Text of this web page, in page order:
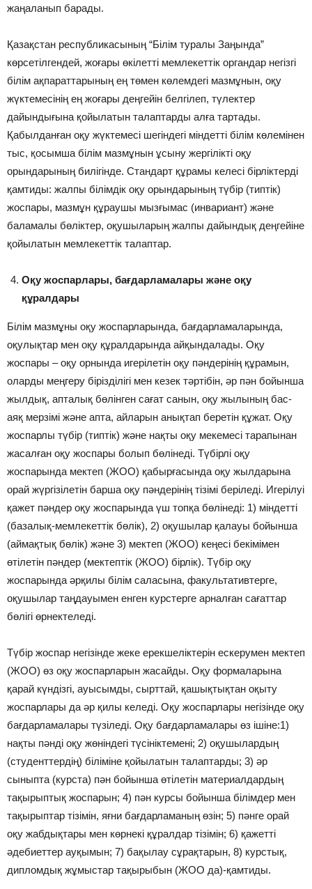
жаңаланып барады.
Қазақстан республикасының “Білім туралы Заңында”
көрсетілгендей, жоғары өкілетті мемлекеттік органдар негізгі
білім ақпараттарының ең төмен көлемдегі мазмұнын, оқу
жүктемесінің ең жоғары деңгейін белгілеп, түлектер
дайындығына қойылатын талаптарды алға тартады.
Қабылданған оқу жүктемесі шегіндегі міндетті білім көлемінен
тыс, қосымша білім мазмұнын ұсыну жергілікті оқу
орындарының билігінде. Стандарт құрамы келесі бірліктерді
қамтиды: жалпы білімдік оқу орындарының түбір (типтік)
жоспары, мазмұн құраушы мызғымас (инвариант) жəне
баламалы бөліктер, оқушыларың жалпы дайындық деңгейіне
қойылатын мемлекеттік талаптар.
Оқу жоспарлары, бағдарламалары жəне оқу
құралдары
Білім мазмұны оқу жоспарларында, бағдарламаларында,
оқулықтар мен оқу құралдарында айқындалады. Оқу
жоспары – оқу орнында игерілетін оқу пəндерінің құрамын,
оларды меңгеру бірізділігі мен кезек тəртібін, əр пəн бойынша
жылдық, апталық бөлінген сағат санын, оқу жылының бас-
аяқ мерзімі жəне апта, айларын анықтап беретін құжат. Оқу
жоспарлы түбір (типтік) жəне нақты оқу мекемесі тарапынан
жасалған оқу жоспары болып бөлінеді. Түбірлі оқу
жоспарында мектеп (ЖОО) қабырғасында оқу жылдарына
орай жүргізілетін барша оқу пəндерінің тізімі беріледі. Игерілуі
қажет пəндер оқу жоспарында үш топқа бөлінеді: 1) міндетті
(базалық-мемлекеттік бөлік), 2) оқушылар қалауы бойынша
(аймақтық бөлік) жəне 3) мектеп (ЖОО) кеңесі бекімімен
өтілетін пəндер (мектептік (ЖОО) бірлік). Түбір оқу
жоспарында əрқилы білім саласына, факультативтерге,
оқушылар таңдауымен енген курстерге арналған сағаттар
бөлігі өрнектеледі.
Түбір жоспар негізінде жеке ерекшеліктерін ескерумен мектеп
(ЖОО) өз оқу жоспарларын жасайды. Оқу формаларына
қарай күндізгі, ауысымды, сырттай, қашықтықтан оқыту
жоспарлары да əр қилы келеді. Оқу жоспарлары негізінде оқу
бағдарламалары түзіледі. Оқу бағдарламалары өз ішіне:1)
нақты пəнді оқу жөніндегі түсініктемені; 2) оқушылардың
(студенттердің) біліміне қойылатын талаптарды; 3) əр
сыныпта (курста) пəн бойынша өтілетін материалдардың
тақырыптық жоспарын; 4) пəн курсы бойынша білімдер мен
тақырыптар тізімін, яғни бағдарламаның өзін; 5) пəнге орай
оқу жабдықтары мен көрнекі құралдар тізімін; 6) қажетті
əдебиеттер ауқымын; 7) бақылау сұрақтарын, 8) курстық,
дипломдық жұмыстар тақырыбын (ЖОО да)-қамтиды.